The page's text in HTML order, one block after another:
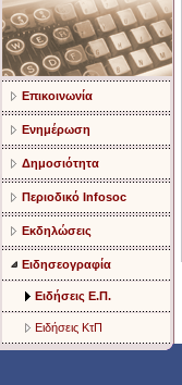
Επικοινωνία
Ενημέρωση
Δημοσιότητα
Περιοδικό Infosoc
Εκδηλώσεις
Ειδησεογραφία
Ειδήσεις Ε.Π.
Ειδήσεις ΚτΠ